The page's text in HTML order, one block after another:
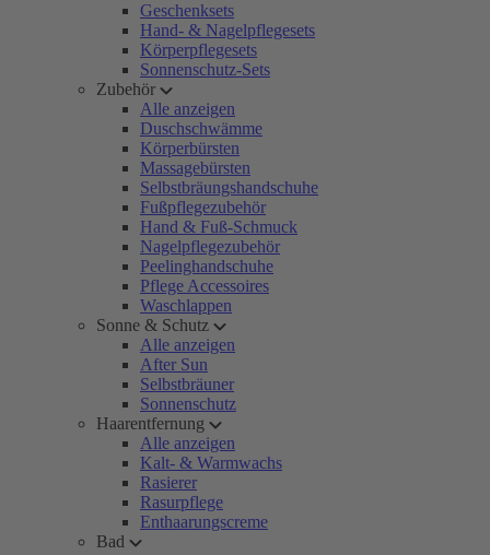
Geschenksets
Hand- & Nagelpflegesets
Körperpflegesets
Sonnenschutz-Sets
Zubehör
Alle anzeigen
Duschschwämme
Körperbürsten
Massagebürsten
Selbstbräungshandschuhe
Fußpflegezubehör
Hand & Fuß-Schmuck
Nagelpflegezubehör
Peelinghandschuhe
Pflege Accessoires
Waschlappen
Sonne & Schutz
Alle anzeigen
After Sun
Selbstbräuner
Sonnenschutz
Haarentfernung
Alle anzeigen
Kalt- & Warmwachs
Rasierer
Rasurpflege
Enthaarungscreme
Bad